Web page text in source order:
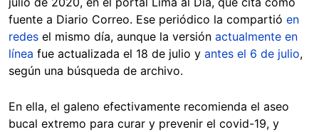
fuente a Diario Correo. Ese periódico la compartió en
redes el mismo día, aunque la versión actualmente en
línea fue actualizada el 18 de julio y antes el 6 de julio,
según una búsqueda de archivo.
En ella, el galeno efectivamente recomienda el aseo
bucal extremo para curar y prevenir el covid-19, y